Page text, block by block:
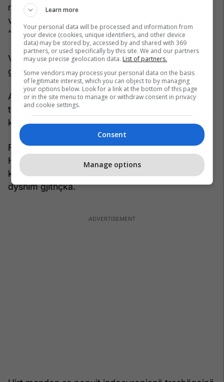
madh. Ai u mor me studimin e gjuhës shqipe si në
veprat “Kontribut për historinë e gjuhës shqipe”,
“Grykoret në gjuhën shqipe”.
Vepra e tij kryesore është “Gramatika gjuhësore
gjuhëve kelte”.
Ajo që të bën përshtypje të madhe është fakti se
të 3 këta linguistë portretizohen në mënyrë të
koncentruar si tri prototipe ose tri pikëpamje.
Fan Noli thotë se në tre studiuesit e përmendur,
Hirt është entuziasti, Pedersen është
konservatori, dhe Meillet është Thomai që vë në
dyshim gjithçka.
Learn more
Your personal data will be processed and information from
your device (cookies, unique identifiers, and other device
data) may be stored by, accessed by and shared with 369
partners, or used specifically by this site. We and our partners
may use precise geolocation data. List of partners.
Some vendors may process your personal data on the basis
of legitimate interest, which you can object to by managing
your options below. Look for a link at the bottom of this page
or in the site menu to manage or withdraw consent in privacy
and cookie settings.
Consent
Manage options